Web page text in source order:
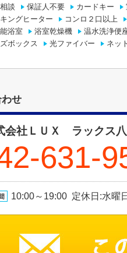
談 保証人不要 カードキー
キングヒーター
コンロ２口以上
浴室
浴室乾燥機 温水洗浄便
ボックス
光ファイバー ネッ
せ
会社ＬＵＸ ラックス
631-
10:00～19:00 定休日:水曜日